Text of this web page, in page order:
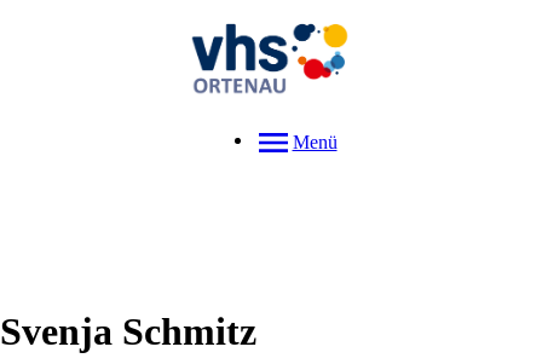
Menü
Svenja Schmitz